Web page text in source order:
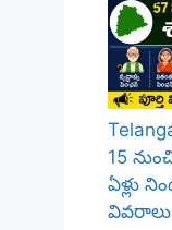
15
ఏళ్లు
వివరాలు